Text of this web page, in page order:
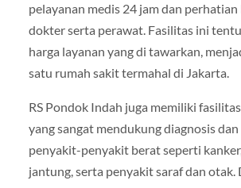
pelayanan medis 24 jam dan
dokter serta perawat. Fasilitas ini
harga layanan yang di tawarkan,
satu rumah sakit termahal di Jakarta.
RS Pondok Indah juga memiliki
yang sangat mendukung diagnosis
penyakit-penyakit berat seperti
jantung, serta penyakit saraf dan otak.